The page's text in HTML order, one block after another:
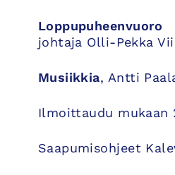
Loppupuheenvuoro
johtaja Olli-Pekka
Musiikkia, Antti
Ilmoittaudu mukaan
Saapumisohjeet